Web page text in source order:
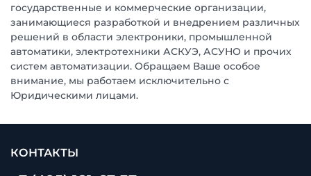
государственные и коммерческие организации,
занимающиеся разработкой и внедрением различных
решений в области электроники, промышленной
автоматики, электротехники АСКУЭ, АСУНО и прочих
систем автоматизации. Обращаем Ваше особое
внимание, мы работаем исключительно с
Юридическими лицами.
КОНТАКТЫ